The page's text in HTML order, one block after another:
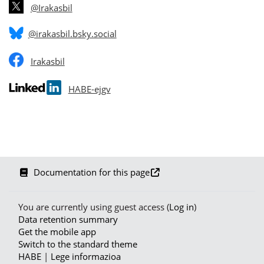
@Irakasbil
@irakasbil.bsky.social
Irakasbil
HABE-ejgv
Documentation for this page
You are currently using guest access (Log in)
Data retention summary
Get the mobile app
Switch to the standard theme
HABE | Lege informazioa